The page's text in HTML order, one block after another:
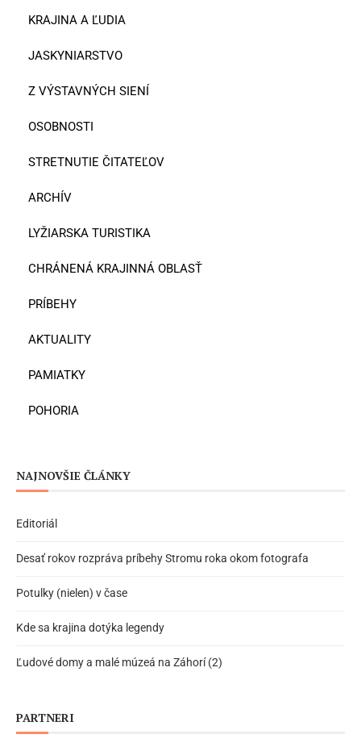
KRAJINA A ĽUDIA
JASKYNIARSTVO
Z VÝSTAVNÝCH SIENÍ
OSOBNOSTI
STRETNUTIE ČITATEĽOV
ARCHÍV
LYŽIARSKA TURISTIKA
CHRÁNENÁ KRAJINNÁ OBLASŤ
PRÍBEHY
AKTUALITY
PAMIATKY
POHORIA
NAJNOVŠIE ČLÁNKY
Editoriál
Desať rokov rozpráva príbehy Stromu roka okom fotografa
Potulky (nielen) v čase
Kde sa krajina dotýka legendy
Ľudové domy a malé múzeá na Záhorí (2)
PARTNERI